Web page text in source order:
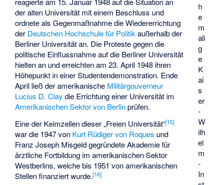
h
e
m
ali
g
e
K
ai
s
er
-
W
ilh
el
m
-
In
der alten Universität mit einem Beschluss und
ordnete als Gegenmaßnahme die Wiedererrichtung
der Deutschen Hochschule für Politik außerhalb der
Berliner Universität an. Die Proteste gegen die
politische Einflussnahme auf die Berliner Universität
hielten an und erreichten am 23. April 1948 ihren
Höhepunkt in einer Studentendemonstration. Ende
April ließ der amerikanische Militärgouverneur
Lucius D. Clay die Errichtung einer Universität im
Amerikanischen Sektor von Berlinprüfen.
Eine der Keimzellen dieser „Freien Universität“[15]
war die 1947 von Kurt Rüdiger von Roques und
Franz Joseph Misgeld gegründete Akademie für
ärztliche Fortbildung im amerikanischen Sektor
Westberlins, welche bis 1951 von amerikanischen
Stellen finanziert wurde.[16]